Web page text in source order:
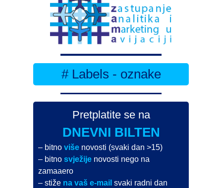
# Labels - oznake
Pretplatite se na
DNEVNI BILTEN
– bitnoviše novosti (svaki dan >15)
– bitnosvježije novosti nego na
zamaaero
– stiže na vaš e-mail svaki radni dan